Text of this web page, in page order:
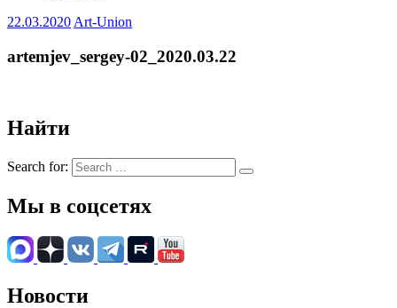
22.03.2020 Art-Union
artemjev_sergey-02_2020.03.22
Найти
Search for:
Мы в соцсетях
Новости